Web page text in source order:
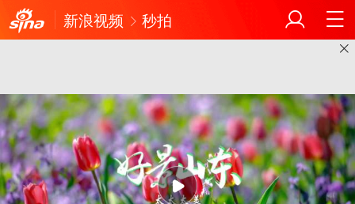
新浪视频 秒拍